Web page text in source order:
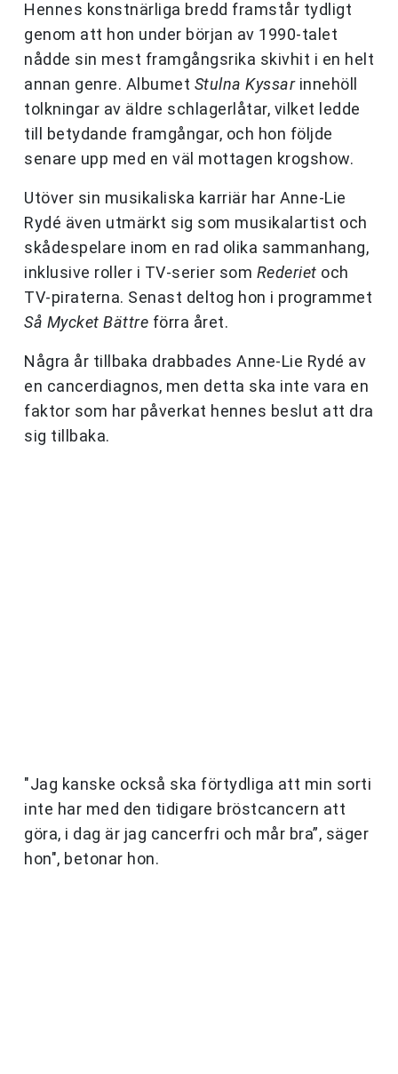
Hennes konstnärliga bredd framstår tydligt
genom att hon under början av 1990-talet
nådde sin mest framgångsrika skivhit i en helt
annan genre. Albumet Stulna Kyssarinnehöll
tolkningar av äldre schlagerlåtar, vilket ledde
till betydande framgångar, och hon följde
senare upp med en väl mottagen krogshow.
Utöver sin musikaliska karriär har Anne-Lie
Rydé även utmärkt sig som musikalartist och
skådespelare inom en rad olika sammanhang,
inklusive roller i TV-serier som Rederiet och
TV-piraterna. Senast deltog hon i programmet
Så Mycket Bättre förra året.
Några år tillbaka drabbades Anne-Lie Rydé av
en cancerdiagnos, men detta ska inte vara en
faktor som har påverkat hennes beslut att dra
sig tillbaka.
"Jag kanske också ska förtydliga att min sorti
inte har med den tidigare bröstcancern att
göra, i dag är jag cancerfri och mår bra”, säger
hon", betonar hon.